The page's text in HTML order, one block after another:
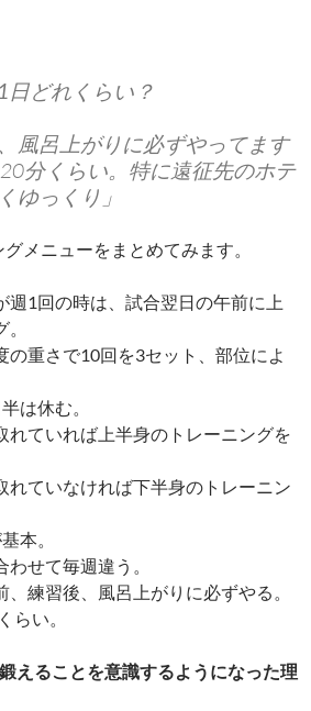
どれくらい？
風呂上がりに必ずやってます
分くらい。特に遠征先のホテ
ゆっくり」
メニューをまとめてみます。
週1回の時は、試合翌日の午前に上
の重さで10回を3セット、部位によ
は休む。
れていれば上半身のトレーニングを
れていなければ下半身のトレーニン
本。
せて毎週違う。
、練習後、風呂上がりに必ずやる。
らい。
えることを意識するようになった理